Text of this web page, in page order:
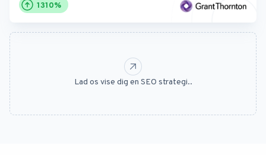
1310%
Lad os vise dig en SEO strategi..